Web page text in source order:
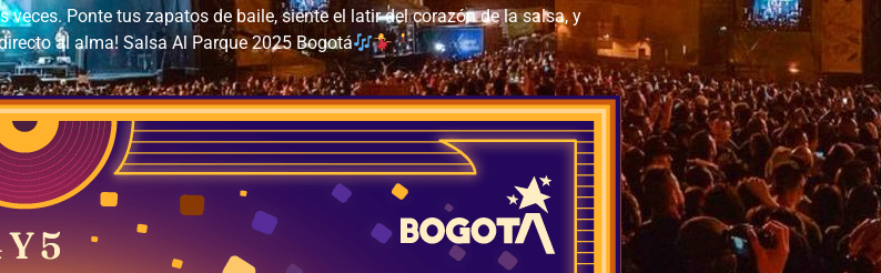
Ponte tus zapatos de baile, siente el latir del corazón de la salsa, y
al alma! Salsa Al Parque 2025 Bogotá